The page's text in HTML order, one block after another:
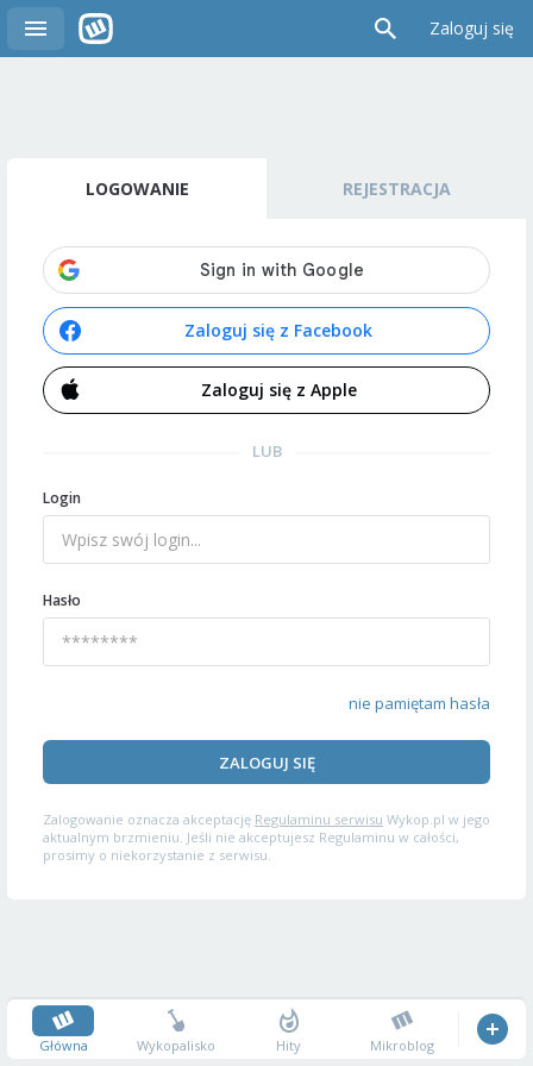
Zaloguj się
LOGOWANIE REJESTRACJA
Zaloguj się z Facebook
Zaloguj się z Apple
LUB
Login
Hasło
nie pamiętam hasła
ZALOGUJ SIĘ
Zalogowanie oznacza akceptację Regulaminu serwisu Wykop.pl w jego
aktualnym brzmieniu. Jeśli nie akceptujesz Regulaminu w całości,
prosimy o niekorzystanie z serwisu.
Główna Wykopalisko Hity Mikroblog